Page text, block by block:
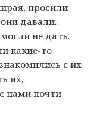
просили
давали.
не дать.
какие-то
с их
их,
нами почти